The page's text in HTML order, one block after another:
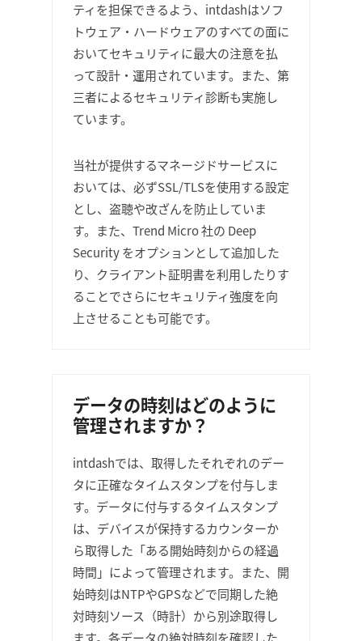
ティを担保できるよう、intdashはソフ
トウェア・ハードウェアのすべての面に
おいてセキュリティに最大の注意を払
って設計・運用されています。また、第
三者によるセキュリティ診断も実施し
ています。
当社が提供するマネージドサービスに
おいては、必ずSSL/TLSを使用する設定
とし、盗聴や改ざんを防止していま
す。また、Trend Micro 社の Deep
Security をオプションとして追加した
り、クライアント証明書を利用したりす
ることでさらにセキュリティ強度を向
上させることも可能です。
データの時刻はどのように
管理されますか？
intdashでは、取得したそれぞれのデー
タに正確なタイムスタンプを付与しま
す。データに付与するタイムスタンプ
は、デバイスが保持するカウンターか
ら取得した「ある開始時刻からの経過
時間」によって管理されます。また、開
始時刻はNTPやGPSなどで同期した絶
対時刻ソース（時計）から別途取得し
ます。各データの絶対時刻を確認した